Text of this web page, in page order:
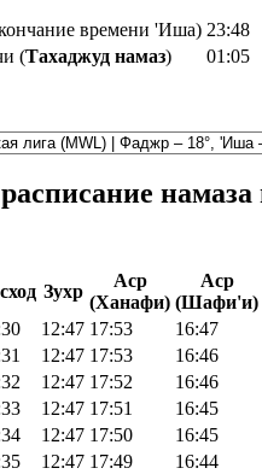
времени 'Иша) 23:48
(Тахаджуд намаз) 01:05
намаза
Зухр
Аср
(Ханафи)
Аср
(Шафи'и)
12:47 17:53 16:47
12:47 17:53 16:46
12:47 17:52 16:46
12:47 17:51 16:45
12:47 17:50 16:45
12:47 17:49 16:44